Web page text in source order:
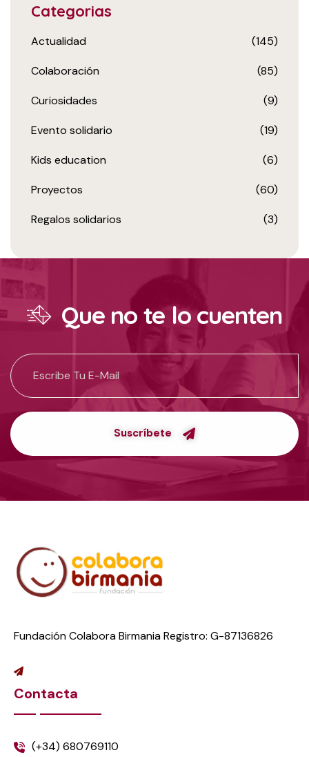
Categorias
Actualidad (145)
Colaboración (85)
Curiosidades (9)
Evento solidario (19)
Kids education (6)
Proyectos (60)
Regalos solidarios (3)
Que no te lo cuenten
Suscríbete
Fundación Colabora Birmania Registro: G-87136826
Contacta
(+34) 680769110